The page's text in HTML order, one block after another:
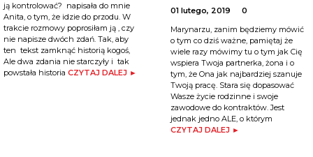
ją kontrolować? napisała do mnie
Anita, o tym, że idzie do przodu. W
trakcie rozmowy poprosiłam ją , czy
nie napisze dwóch zdań. Tak, aby
ten tekst zamknąć historią kogoś,
Ale dwa zdania nie starczyły i tak
powstała historia CZYTAJ DALEJ ►
01 lutego, 2019
0
Marynarzu, zanim będziemy mówić
o tym co dziś ważne, pamiętaj że
wiele razy mówimy tu o tym jak Cię
wspiera Twoja partnerka, żona i o
tym, że Ona jak najbardziej szanuje
Twoją pracę. Stara się dopasować
Wasze życie rodzinne i swoje
zawodowe do kontraktów. Jest
jednak jedno ALE, o którym
CZYTAJ DALEJ ►